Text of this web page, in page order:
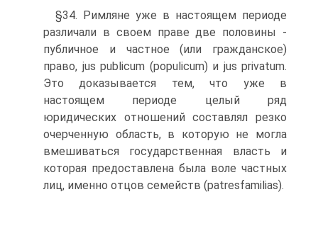
§34. Римляне уже в настоящем периоде
различали в своем праве две половины -
публичное и частное (или гражданское)
право, jus publicum (populicum) и jus privatum.
Это доказывается тем, что уже в
настоящем периоде целый ряд
юридических отношений составлял резко
очерченную область, в которую не могла
вмешиваться государственная власть и
которая предоставлена была воле частных
лиц, именно отцов семейств (patresfamilias).